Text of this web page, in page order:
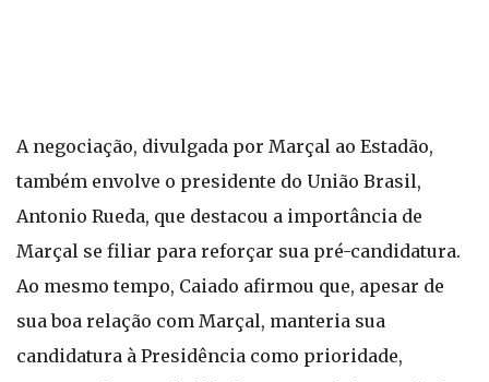
A negociação, divulgada por Marçal ao Estadão,
também envolve o presidente do União Brasil,
Antonio Rueda, que destacou a importância de
Marçal se filiar para reforçar sua pré-candidatura.
Ao mesmo tempo, Caiado afirmou que, apesar de
sua boa relação com Marçal, manteria sua
candidatura à Presidência como prioridade,